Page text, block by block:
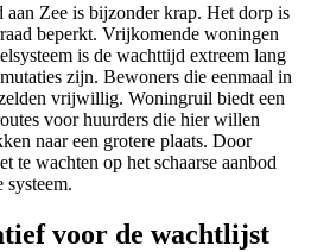
Zee is bijzonder krap. Het dorp is
beperkt. Vrijkomende woningen
is de wachttijd extreem lang
zijn. Bewoners die eenmaal in
vrijwillig. Woningruil biedt een
voor huurders die hier willen
naar een grotere plaats. Door
te wachten op het schaarse aanbod
voor de wachtlijst